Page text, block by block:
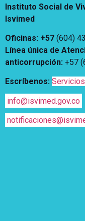
Instituto Social de
Isvimed
Oficinas: +57 (604)
Línea única de
anticorrupción: +57
Escríbenos:
info@isvimed.gov.co